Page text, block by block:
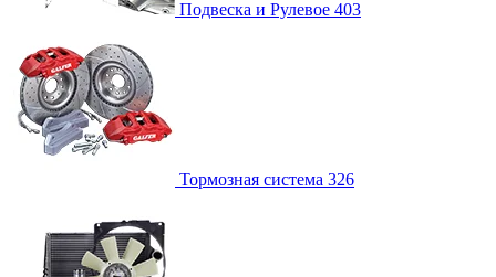
Подвеска и Рулевое 403
Тормозная система 326